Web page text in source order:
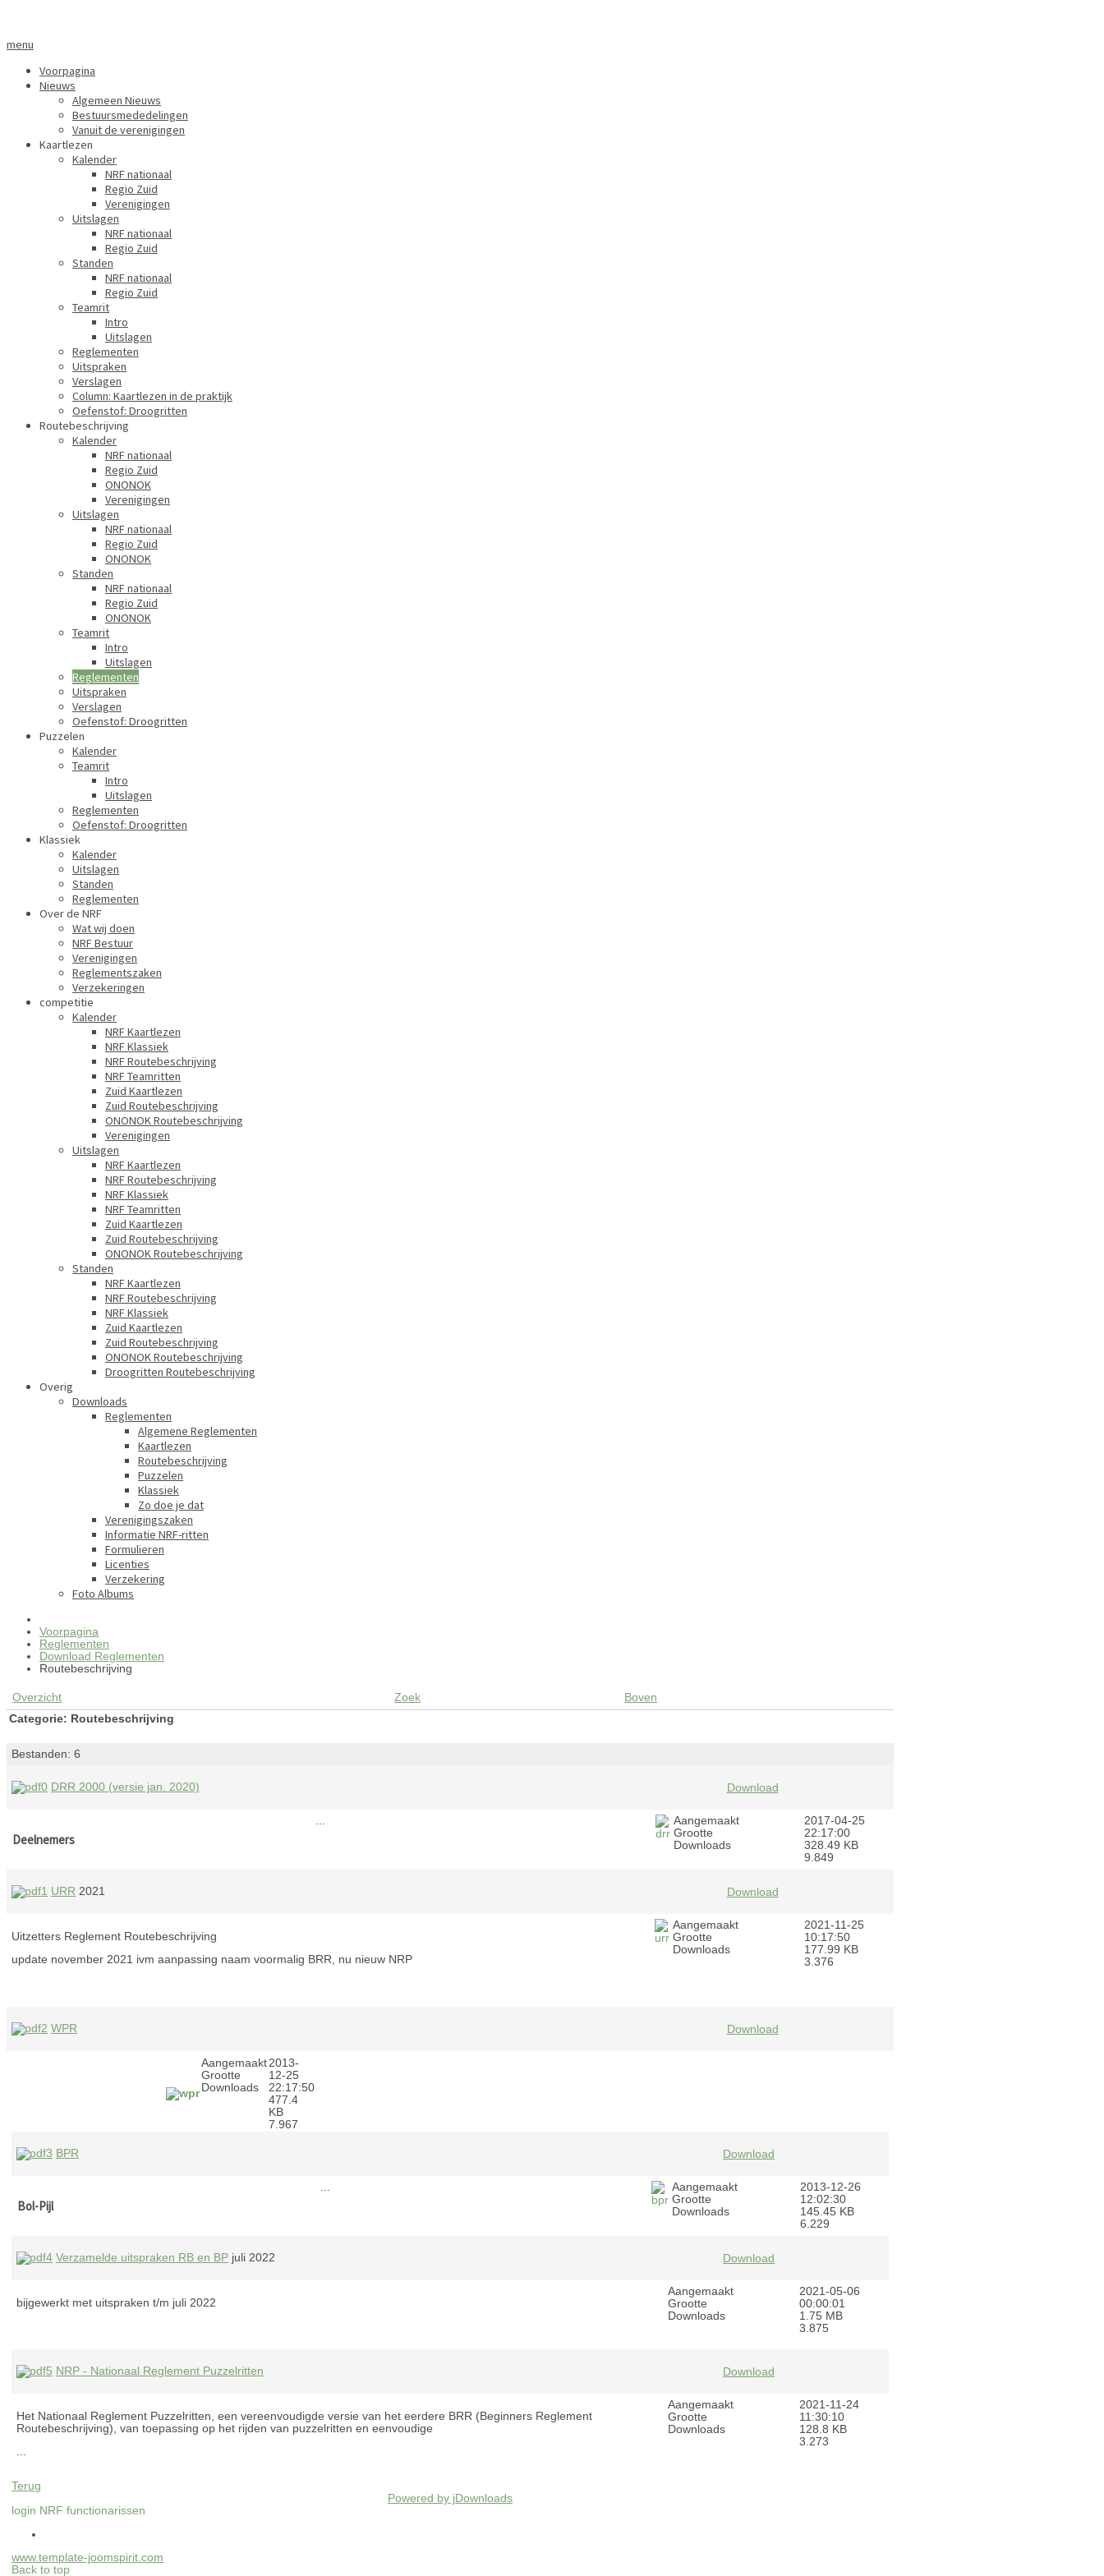
menu
Voorpagina
Nieuws
Algemeen Nieuws
Bestuursmededelingen
Vanuit de verenigingen
Kaartlezen
Kalender
NRF nationaal
Regio Zuid
Verenigingen
Uitslagen
NRF nationaal
Regio Zuid
Standen
NRF nationaal
Regio Zuid
Teamrit
Intro
Uitslagen
Reglementen
Uitspraken
Verslagen
Column: Kaartlezen in de praktijk
Oefenstof: Droogritten
Routebeschrijving
Kalender
NRF nationaal
Regio Zuid
ONONOK
Verenigingen
Uitslagen
NRF nationaal
Regio Zuid
ONONOK
Standen
NRF nationaal
Regio Zuid
ONONOK
Teamrit
Intro
Uitslagen
Reglementen
Uitspraken
Verslagen
Oefenstof: Droogritten
Puzzelen
Kalender
Teamrit
Intro
Uitslagen
Reglementen
Oefenstof: Droogritten
Klassiek
Kalender
Uitslagen
Standen
Reglementen
Over de NRF
Wat wij doen
NRF Bestuur
Verenigingen
Reglementszaken
Verzekeringen
competitie
Kalender
NRF Kaartlezen
NRF Klassiek
NRF Routebeschrijving
NRF Teamritten
Zuid Kaartlezen
Zuid Routebeschrijving
ONONOK Routebeschrijving
Verenigingen
Uitslagen
NRF Kaartlezen
NRF Routebeschrijving
NRF Klassiek
NRF Teamritten
Zuid Kaartlezen
Zuid Routebeschrijving
ONONOK Routebeschrijving
Standen
NRF Kaartlezen
NRF Routebeschrijving
NRF Klassiek
Zuid Kaartlezen
Zuid Routebeschrijving
ONONOK Routebeschrijving
Droogritten Routebeschrijving
Overig
Downloads
Reglementen
Algemene Reglementen
Kaartlezen
Routebeschrijving
Puzzelen
Klassiek
Zo doe je dat
Verenigingszaken
Informatie NRF-ritten
Formulieren
Licenties
Verzekering
Foto Albums
Voorpagina
Reglementen
Download Reglementen
Routebeschrijving
Overzicht Zoek
Boven
Categorie: Routebeschrijving
Bestanden: 6
DRR 2000 (versie jan. 2020) Download
Deelnemers
...
Aangemaakt
Grootte
Downloads
2017-04-25
22:17:00
328.49 KB
9.849
URR 2021 Download
Uitzetters Reglement Routebeschrijving
update november 2021 ivm aanpassing naam voormalig BRR, nu nieuw NRP
Aangemaakt
Grootte
Downloads
2021-11-25
10:17:50
177.99 KB
3.376
WPR Download
Aangemaakt
Grootte
Downloads
2013-
12-25
22:17:50
477.4
KB
7.967
BPR Download
Bol-Pijl
...
Aangemaakt
Grootte
Downloads
2013-12-26
12:02:30
145.45 KB
6.229
Verzamelde uitspraken RB en BP juli 2022 Download
bijgewerkt met uitspraken t/m juli 2022
Aangemaakt
Grootte
Downloads
2021-05-06
00:00:01
1.75 MB
3.875
NRP - Nationaal Reglement Puzzelritten Download
Het Nationaal Reglement Puzzelritten, een vereenvoudigde versie van het eerdere BRR (Beginners Reglement
Routebeschrijving), van toepassing op het rijden van puzzelritten en eenvoudige
...
Aangemaakt
Grootte
Downloads
2021-11-24
11:30:10
128.8 KB
3.273
Terug
Powered by jDownloads
login NRF functionarissen
www.template-joomspirit.com
Back to top